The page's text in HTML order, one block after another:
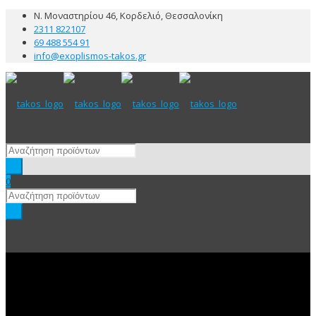
Ν. Μοναστηρίου 46, Κορδελιό, Θεσσαλονίκη
2311 822107
69 488 554 91
info@exoplismos-takos.gr
0